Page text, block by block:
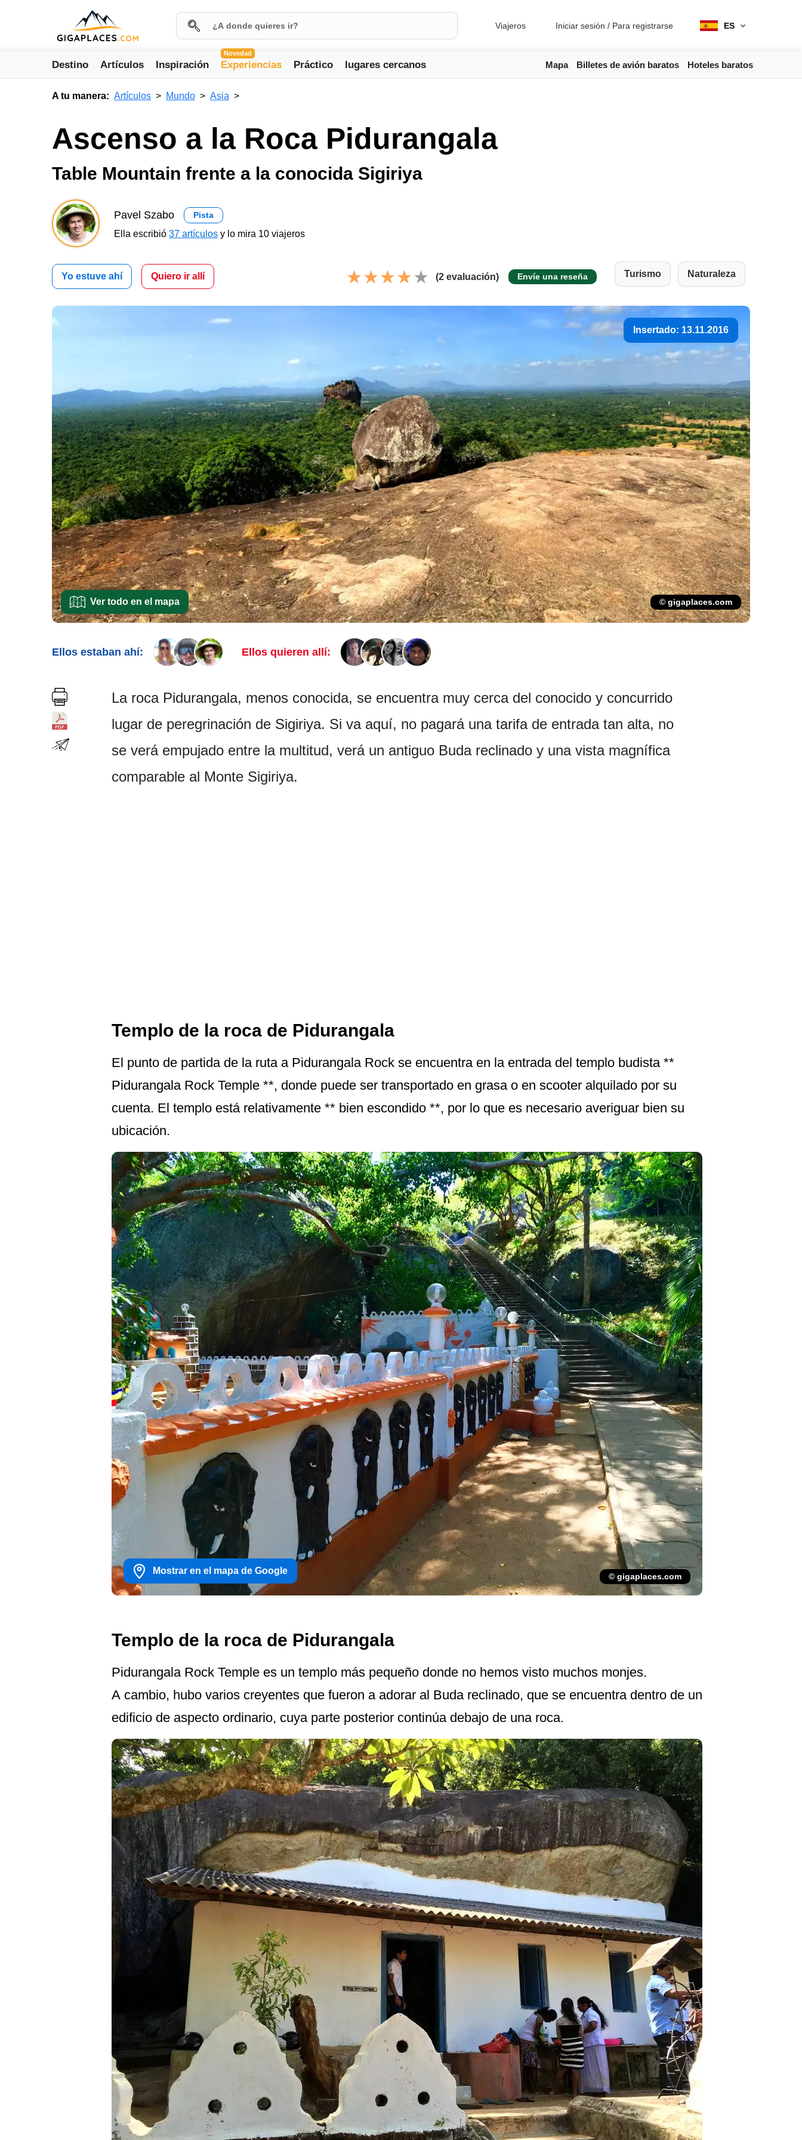
Viajeros Iniciar sesión / Para registrarse ES
Destino Artículos Inspiración
Novedad
Experiencias Práctico lugares cercanos Mapa Billetes de avión baratos Hoteles baratos
A tu manera: Artículos Mundo Asia
Ascenso a la Roca Pidurangala
Table Mountain frente a la conocida Sigiriya
Pavel Szabo Pista
Ella escribió 37 artículos y lo mira 10 viajeros
Yo estuve ahí Quiero ir allí (2 evaluación) Envíe una reseña Turismo Naturaleza
Insertado: 13.11.2016
Ver todo en el mapa © gigaplaces.com
Ellos estaban ahí: Ellos quieren allí:
La roca Pidurangala, menos conocida, se encuentra muy cerca del conocido y concurrido
lugar de peregrinación de Sigiriya. Si va aquí, no pagará una tarifa de entrada tan alta, no
se verá empujado entre la multitud, verá un antiguo Buda reclinado y una vista magnífica
comparable al Monte Sigiriya.
Templo de la roca de Pidurangala
El punto de partida de la ruta a Pidurangala Rock se encuentra en la entrada del templo budista **
Pidurangala Rock Temple **, donde puede ser transportado en grasa o en scooter alquilado por su
cuenta. El templo está relativamente ** bien escondido **, por lo que es necesario averiguar bien su
ubicación.
Mostrar en el mapa de Google
© gigaplaces.com
Templo de la roca de Pidurangala
Pidurangala Rock Temple es un templo más pequeño donde no hemos visto muchos monjes.
A cambio, hubo varios creyentes que fueron a adorar al Buda reclinado, que se encuentra dentro de un
edificio de aspecto ordinario, cuya parte posterior continúa debajo de una roca.